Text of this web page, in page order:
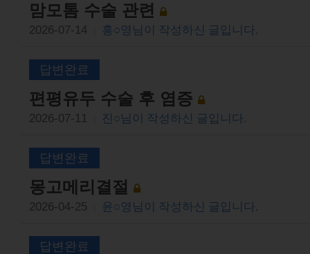
맘모톰 수술 관련
2026-07-14 홍○영님이 작성하신 글입니다.
답변완료
편평유두 수술 후 염증
2026-07-11 진○님이 작성하신 글입니다.
답변완료
몽고메리결절
2026-04-25 윤○영님이 작성하신 글입니다.
답변완료